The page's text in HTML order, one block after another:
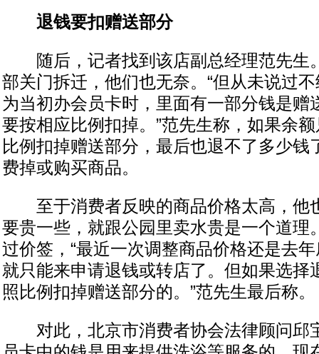
退钱要扣赠送部分
随后，记者找到该店副总经理范先生
部关门拆迁，他们也无奈。“但从未说过
为当初办会员卡时，里面有一部分钱是赠
要按相应比例扣掉。”范先生称，如果余
比例扣掉赠送部分，最后也退不了多少钱
费掉或购买商品。
至于消费者反映的商品价格太高，他
要贵一些，就跟公园里卖水贵是一个道理
过价签，“最近一次调整商品价格还是去年
就只能来申请退钱或转店了。但如果选择
照比例扣掉赠送部分的。”范先生最后称。
对此，北京市消费者协会法律顾问邱